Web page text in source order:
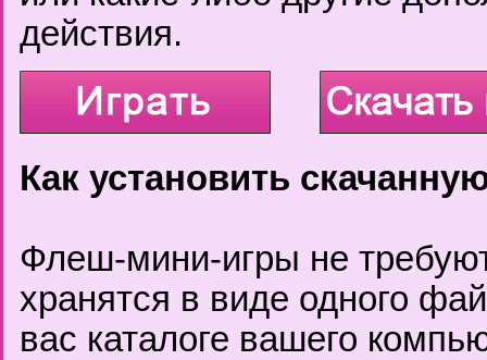
действия.
Как установить
Флеш-мини-игры не
хранятся в виде одного
вас каталоге вашего